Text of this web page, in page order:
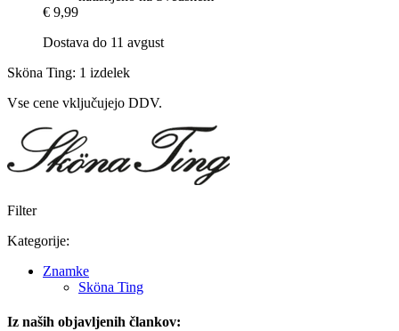
€ 9,99
Dostava do 11 avgust
Sköna Ting: 1 izdelek
Vse cene vključujejo DDV.
Filter
Kategorije:
Znamke
Sköna Ting
Iz naših objavljenih člankov: